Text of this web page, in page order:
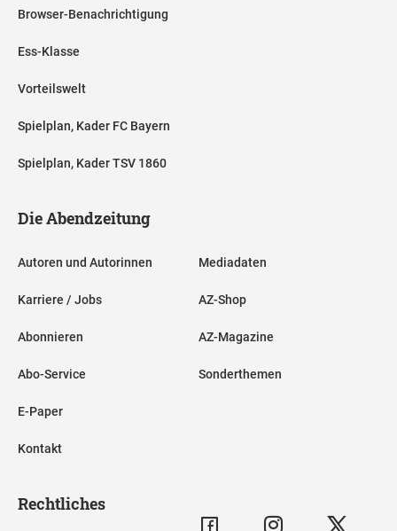
Browser-Benachrichtigung
Ess-Klasse
Vorteilswelt
Spielplan, Kader FC Bayern
Spielplan, Kader TSV 1860
Die Abendzeitung
Autoren und Autorinnen
Karriere / Jobs
Abonnieren
Abo-Service
E-Paper
Kontakt
Mediadaten
AZ-Shop
AZ-Magazine
Sonderthemen
Rechtliches